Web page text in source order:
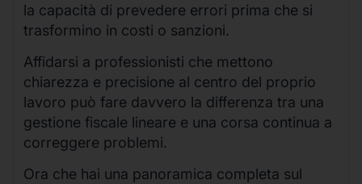
la capacità di prevedere errori prima che si
trasformino in costi o sanzioni.
Affidarsi a professionisti che mettono
chiarezza e precisione al centro del proprio
lavoro può fare davvero la differenza tra una
gestione fiscale lineare e una corsa continua a
correggere problemi.
Ora che hai una panoramica completa sul